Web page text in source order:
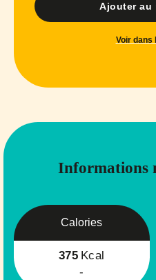
Ajouter au
Voir dans
Informations
Calories
375 Kcal
-